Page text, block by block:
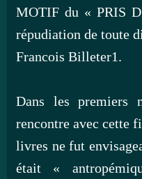
MOTIF du « PRIS
répudiation de toute
Francois Billeter1.
Dans les premiers
rencontre avec cette
livres ne fut
était «